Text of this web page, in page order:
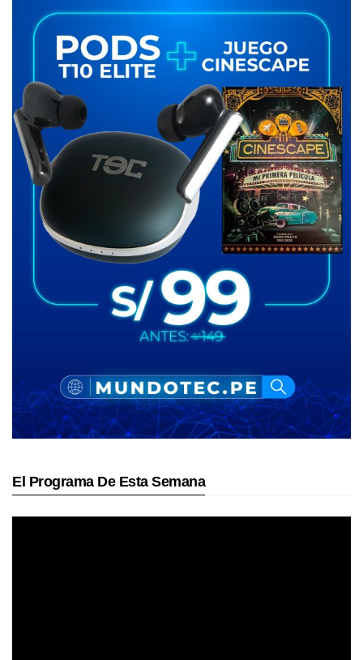
El Programa De Esta Semana